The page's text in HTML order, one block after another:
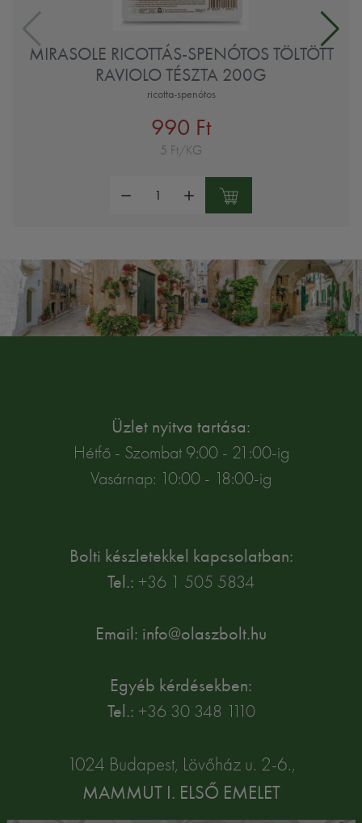
MIRASOLE RICOTTÁS-SPENÓTOS TÖLTÖTT
RAVIOLO TÉSZTA 200G
ricotta-spenótos
990 Ft
5 Ft/KG
Üzlet nyitva tartása:
Hétfő - Szombat 9:00 - 21:00-ig
Vasárnap: 10:00 - 18:00-ig
Bolti készletekkel kapcsolatban:
Tel.: +36 1 505 5834
Email: info@olaszbolt.hu
Egyéb kérdésekben:
Tel.: +36 30 348 1110
1024 Budapest, Lövőház u. 2-6.,
MAMMUT I. ELSŐ EMELET